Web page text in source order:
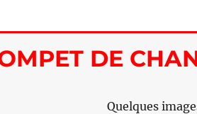
DE
Quelques